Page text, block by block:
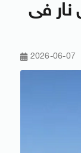
نار فى
2026-06-07